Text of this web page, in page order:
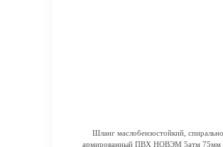
Шланг маслобензостойкий,
армированный ПВХ НОВЭМ 5атм 75мм